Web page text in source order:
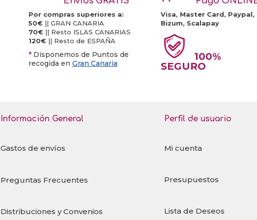
Por compras superiores a:
50€|| GRAN CANARIA
70€|| Resto ISLAS CANARIAS
120€|| Resto de ESPAÑA
* Disponemos de Puntos de
recogida en Gran Canaria
Visa, Master Card, Paypal,
Bizum, Scalapay
100%
SEGURO
Información General
Gastos de envíos
Preguntas Frecuentes
Distribuciones y Convenios
Perfil de usuario
Mi cuenta
Presupuestos
Lista de Deseos